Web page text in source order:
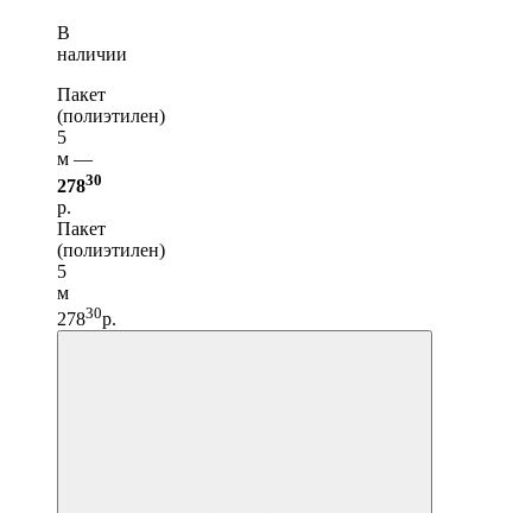
В
наличии
Пакет
(полиэтилен)
5
м —
27830
р.
Пакет
(полиэтилен)
5
м
27830р.